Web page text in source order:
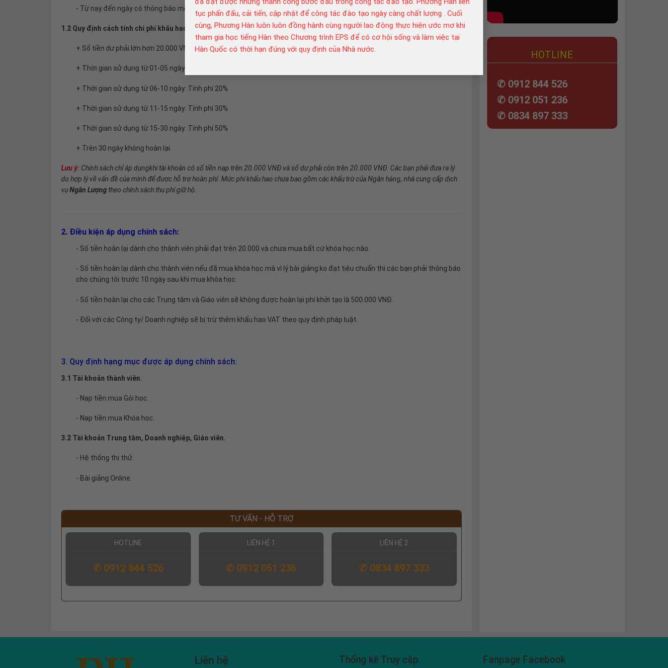
tục phấn đấu, cải tiến, cập nhật để công tác đào tạo ngày càng chất lượng . Cuối
cùng, Phương Hàn luôn luôn đồng hành cùng người lao động thực hiện ước mơ khi
tham gia học tiếng Hàn theo Chương trình EPS để có cơ hội sống và làm việc tại
Hàn Quốc có thời hạn đúng với quy định của Nhà nước.
- Từ nay đến ngày có thông báo mới.
1.2 Quy định cách tính chi phí khấu hao:
+ Số tiền dư phải lớn hơn 20.000 VNĐ.
+ Thời gian sử dụng từ 01-05 ngày: Tính phí 10%
+ Thời gian sử dụng từ 06-10 ngày: Tính phí 20%
+ Thời gian sử dụng từ 11-15 ngày: Tính phí 30%
+ Thời gian sử dụng từ 15-30 ngày: Tính phí 50%
+ Trên 30 ngày không hoàn lại.
Lưu ý: Chính sách chỉ áp dụngkhi tài khoản có số tiền nạp trên 20.000 VNĐ và số dư phải còn trên 20.000 VNĐ. Các bạn phải đưa ra lý
do hợp lý về vấn đề của mình để được hỗ trợ hoàn phí. Mức phí khấu hao chưa bao gồm các khấu trừ của Ngân hàng, nhà cung cấp dịch
vụNgân Lượngtheo chính sách thu phí giữ hộ.
2. Điều kiện áp dụng chính sách:
- Số tiền hoàn lại dành cho thành viên phải đạt trên 20.000 và chưa mua bất cứ khóa học nào.
- Số tiền hoàn lại dành cho thành viên nếu đã mua khóa học mà vì lý bài giảng ko đạt tiêu chuẩn thì các bạn phải thông báo
cho chúng tôi trước 10 ngày sau khi mua khóa học.
- Số tiền hoàn lại cho các Trung tâm và Giáo viên sẽ không được hoàn lại phí khởi tạo là 500.000 VNĐ.
- Đối với các Công ty/ Doanh nghiệp sẽ bị trừ thêm khấu hao VAT theo quy định pháp luật.
3. Quy định hạng mục được áp dụng chính sách:
3.1 Tài khoản thành viên.
- Nạp tiền mua Gói học.
- Nạp tiền mua Khóa học.
3.2 Tài khoản Trung tâm, Doanh nghiệp, Giáo viên.
- Hệ thống thi thử.
- Bài giảng Online.
TƯ VẤN - HỖ TRỢ
HOTLINE
✆ 0912 844 526
LIÊN HỆ 1
✆ 0912 051 236
LIÊN HỆ 2
✆ 0834 897 333
HOTLINE
✆ 0912 844 526
✆ 0912 051 236
✆ 0834 897 333
Liên hệ Thống kê Truy cập Fanpage Facebook